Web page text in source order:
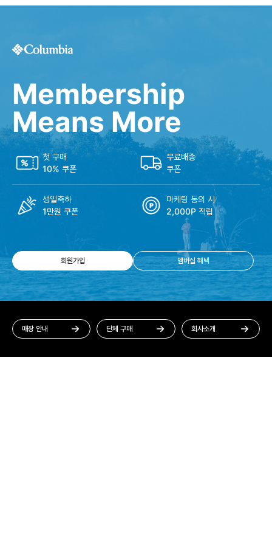
Membership
Means More
첫 구매
10% 쿠폰
무료배송
쿠폰
생일축하
1만원 쿠폰
마케팅 동의 시
2,000P 적립
회원가입 멤버십 혜택
매장 안내 단체 구매 회사소개